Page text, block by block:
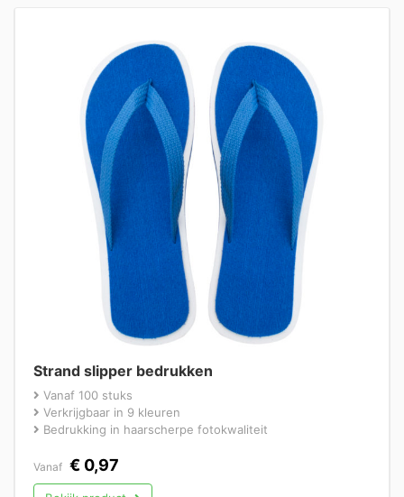
Strand slipper bedrukken
Vanaf 100 stuks
Verkrijgbaar in 9 kleuren
Bedrukking in haarscherpe fotokwaliteit
Vanaf € 0,97